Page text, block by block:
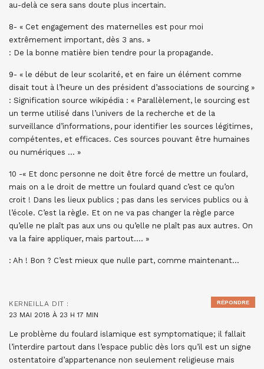
au-delà ce sera sans doute plus incertain.
8- « Cet engagement des maternelles est pour moi
extrêmement important, dès 3 ans. »
: De la bonne matière bien tendre pour la propagande.
9- « le début de leur scolarité, et en faire un élément comme
disait tout à l’heure un des président d’associations de sourcing »
: Signification source wikipédia : « Parallèlement, le sourcing est
un terme utilisé dans l’univers de la recherche et de la
surveillance d’informations, pour identifier les sources légitimes,
compétentes, et efficaces. Ces sources pouvant être humaines
ou numériques … »
10 -« Et donc personne ne doit être forcé de mettre un foulard,
mais on a le droit de mettre un foulard quand c’est ce qu’on
croit ! Dans les lieux publics ; pas dans les services publics ou à
l’école. C’est la règle. Et on ne va pas changer la règle parce
qu’elle ne plaît pas aux uns ou qu’elle ne plaît pas aux autres. On
va la faire appliquer, mais partout…. »
: Ah ! Bon ? C’est mieux que nulle part, comme maintenant…
KERNEILLA DIT :
23 MAI 2018 À 23 H 17 MIN
Le problème du foulard islamique est symptomatique; il fallait
l’interdire partout dans l’espace public dès lors qu’il est un signe
ostentatoire d’appartenance non seulement religieuse mais
RÉPONDRE